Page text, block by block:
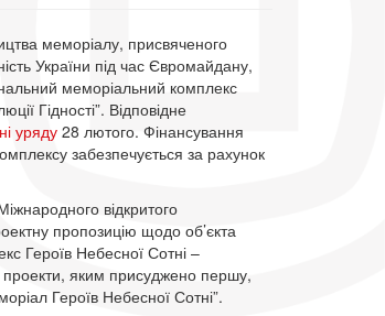
меморіалу, присвяченого
України під час Євромайдану,
меморіальний комплекс
Гідності”. Відповідне
уряду28 лютого. Фінансування
забезпечується за рахунок
відкритого
пропозицію щодо об’єкта
Героїв Небесної Сотні –
проекти, яким присуджено першу,
Героїв Небесної Сотні”.